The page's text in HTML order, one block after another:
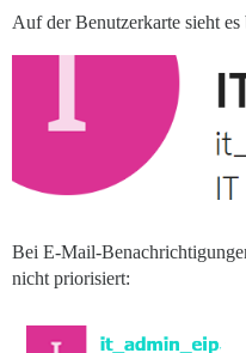
Auf der Benutzerkarte sieht es
Bei E-Mail-
nicht priorisiert: